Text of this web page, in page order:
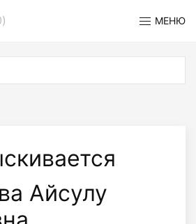
) МЕНЮ
Айсулу